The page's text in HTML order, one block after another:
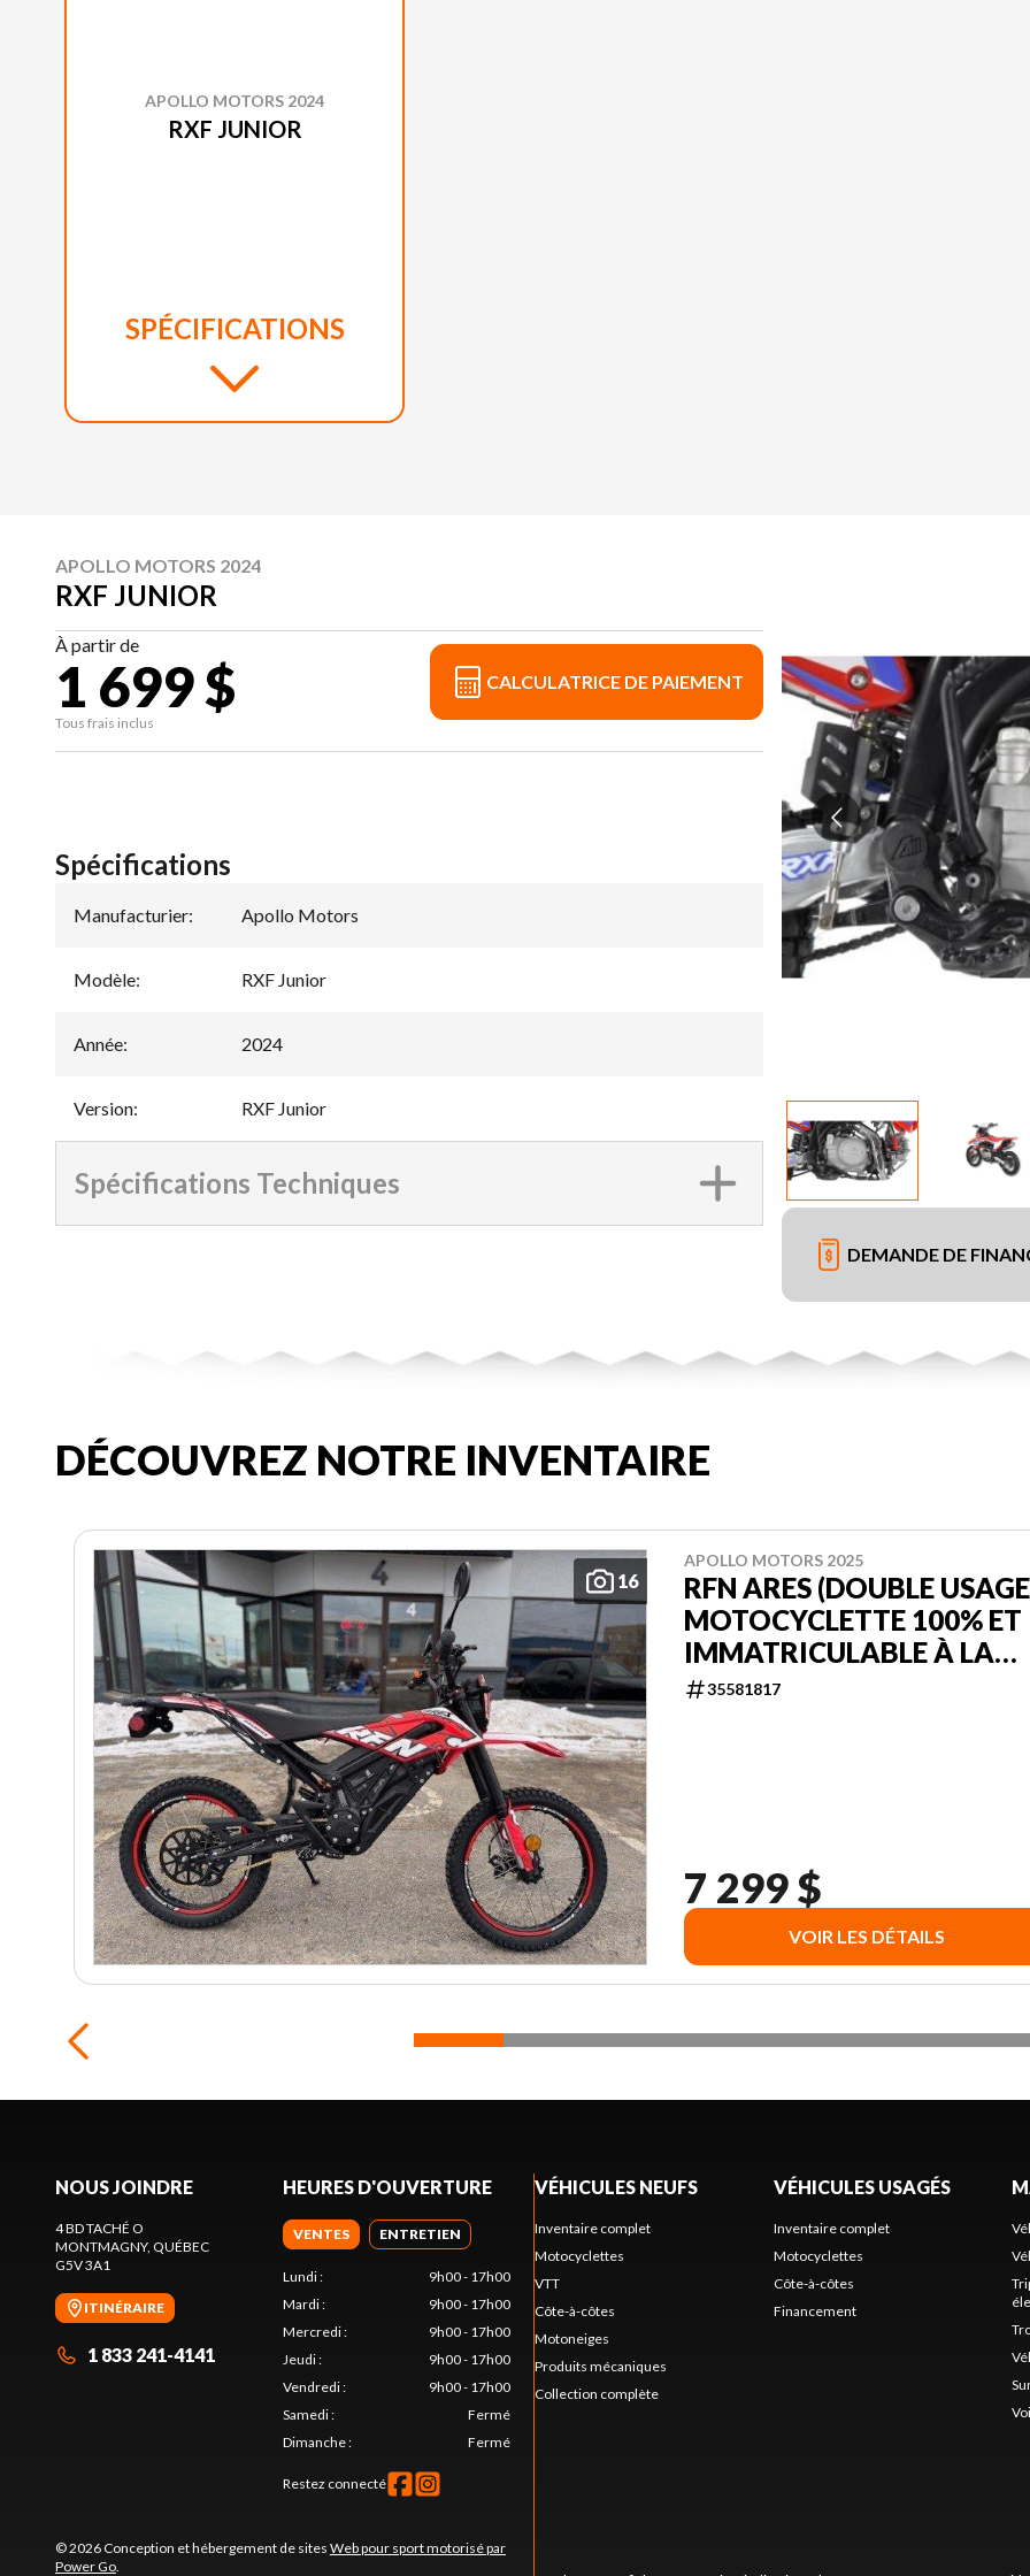
APOLLO MOTORS 2024
RXF JUNIOR
SPÉCIFICATIONS
APOLLO MOTORS 2024
RXF JUNIOR
À partir de
1 699 $
Tous frais inclus
CALCULATRICE DE PAIEMENT
DEMANDE DE
Spécifications
Manufacturier: Apollo Motors
Modèle: RXF Junior
Année: 2024
Version: RXF Junior
Spécifications Techniques
DÉCOUVREZ NOTRE INVENTAIRE
16
APOLLO MOTORS 2025
RFN ARES (DOUBLE
MOTOCYCLETTE 100% ET
IMMATRICULABLE À LA
SAAQ
35581817
7 299 $
VOIR LES DÉTAILS
NOUS JOINDRE
4 BD TACHÉ O
MONTMAGNY, QUÉBEC
G5V 3A1
ITINÉRAIRE
1 833 241-4141
HEURES D'OUVERTURE
VENTES ENTRETIEN
Lundi:
9h00 - 17h00
Mardi:
9h00 - 17h00
Mercredi:
9h00 - 17h00
Jeudi:
9h00 - 17h00
Vendredi:
9h00 - 17h00
Samedi:
Fermé
Dimanche: Fermé
Restez connecté
© 2026 Conception et hébergement de sites Web pour sport motorisé par
Power Go.
VÉHICULES NEUFS
Inventaire complet
Motocyclettes
VTT
Côte-à-côtes
Motoneiges
Produits mécaniques
Collection complète
VÉHICULES USAGÉS
Inventaire complet
Motocyclettes
Côte-à-côtes
Financement